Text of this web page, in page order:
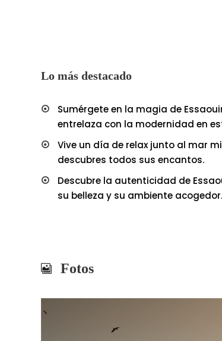
Lo más destacado
Sumérgete en la magia de
entrelaza con la modernidad en
Vive un día de relax junto al mar
descubres todos sus encantos.
Descubre la autenticidad de
su belleza y su ambiente acogedor.
Fotos